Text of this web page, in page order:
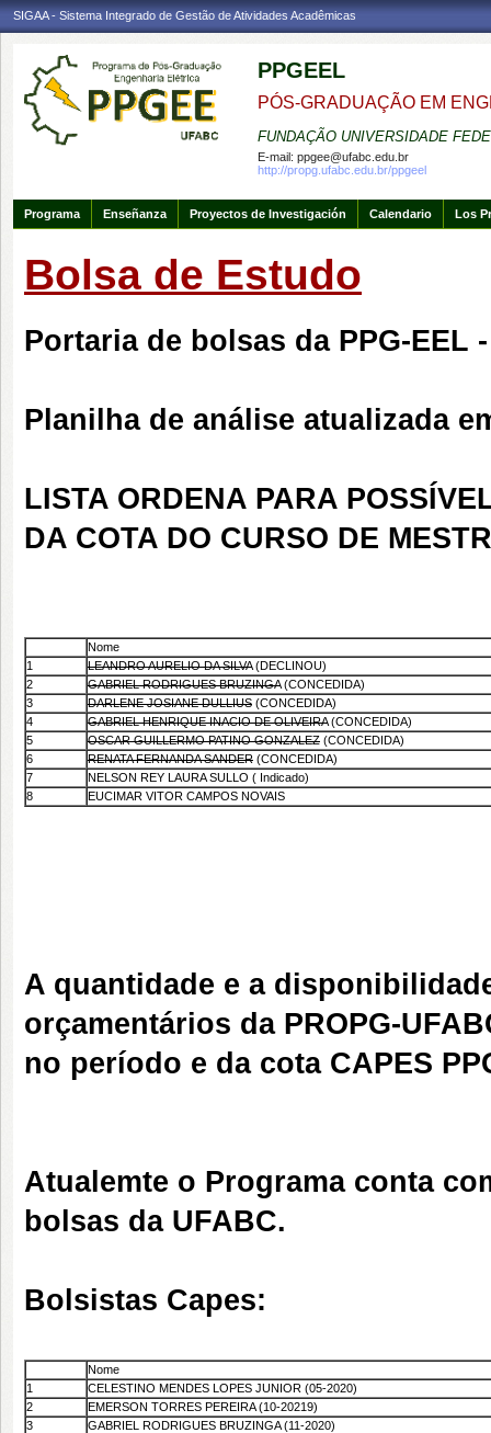
SIGAA - Sistema Integrado de Gestão de Atividades Acadêmicas
PPGEEL
PÓS-GRADUAÇÃO EM
FUNDAÇÃO UNIVERSIDADE
E-mail: ppgee@ufabc.edu.br
http://propg.ufabc.edu.br/ppgeel
Programa Enseñanza Proyectos de Investigación Calendario Los
Bolsa de Estudo
Portaria de bolsas da PPG-EEL
Planilha de análise atualizada
LISTA ORDENA PARA
DA COTA DO CURSO DE
Nome
1
LEANDRO AURELIO DA SILVA(DECLINOU)
2
GABRIEL RODRIGUES BRUZINGA(CONCEDIDA)
3
DARLENE JOSIANE DULLIUS (CONCEDIDA)
4
GABRIEL HENRIQUE INACIO DE OLIVEIRA(CONCEDIDA)
5
OSCAR GUILLERMO PATINO GONZALEZ (CONCEDIDA)
6
RENATA FERNANDA SANDER (CONCEDIDA)
7
NELSON REY LAURA SULLO ( Indicado)
8
EUCIMAR VITOR CAMPOS NOVAIS
A quantidade e a
orçamentários da PROPG-
no período e da cota CAPES
Atualemte o Programa conta
bolsas da UFABC.
Bolsistas Capes:
Nome
1
CELESTINO MENDES LOPES JUNIOR (05-2020)
2
EMERSON TORRES PEREIRA (10-20219)
3
GABRIEL RODRIGUES BRUZINGA (11-2020)